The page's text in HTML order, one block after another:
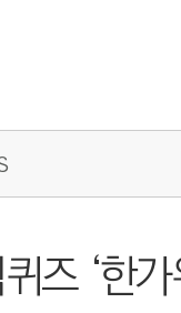
즈 ‘한가